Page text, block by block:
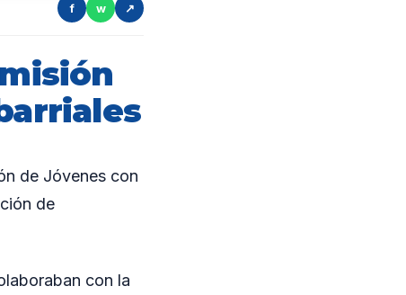
f w ↗
de Jóvenes con
de
con la